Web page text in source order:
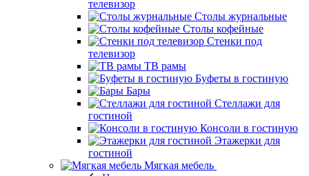
телевизор
Столы журнальные
Столы кофейные
Стенки под
телевизор
ТВ рамы
Буфеты в гостиную
Бары
Стеллажи для
гостиной
Консоли в гостиную
Этажерки для
гостиной
Мягкая мебель